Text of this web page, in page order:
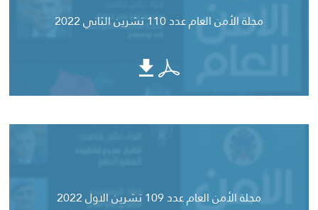
مجلة الأمن العام عدد 110 تشرين الثاني 2022
مجلة الأمن العام عدد 109 تشرين الاول 2022